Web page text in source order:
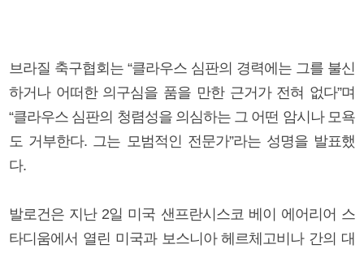
브라질 축구협회는 “클라우스 심판의 경력에는 그를 불신
하거나 어떠한 의구심을 품을 만한 근거가 전혀 없다”며
“클라우스 심판의 청렴성을 의심하는 그 어떤 암시나 모욕
도 거부한다. 그는 모범적인 전문가”라는 성명을 발표했
다.
발로건은 지난 2일 미국 샌프란시스코 베이 에어리어 스
타디움에서 열린 미국과 보스니아 헤르체고비나 간의 대